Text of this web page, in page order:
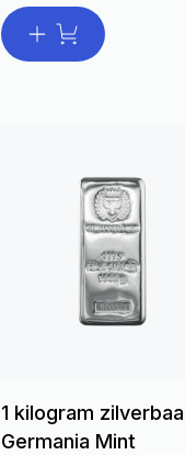
1 kilogram
Germania Mint